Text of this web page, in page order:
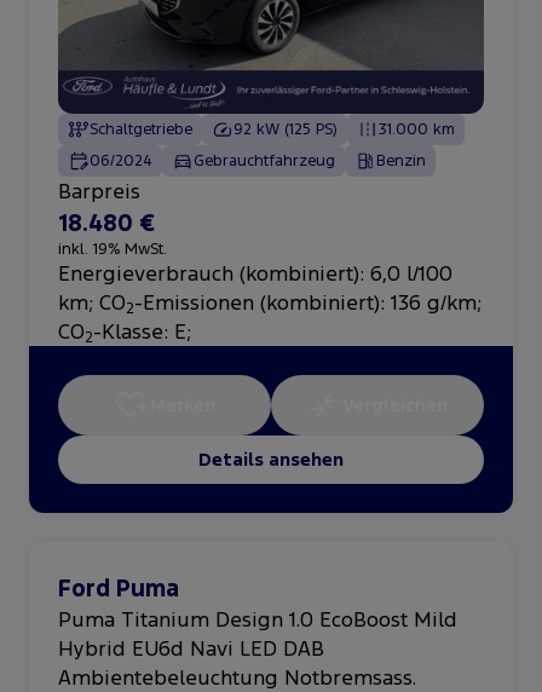
Schaltgetriebe 92 kW (125 PS)
31.000 km
06/2024
Gebrauchtfahrzeug Benzin
Barpreis
18.480 €
inkl. 19% MwSt.
Energieverbrauch (kombiniert): 6,0 l/100
km; CO2-Emissionen (kombiniert): 136 g/km;
CO2-Klasse: E;
Details ansehen
Ford Puma
Puma Titanium Design 1.0 EcoBoost Mild
Hybrid EU6d Navi LED DAB
Ambientebeleuchtung Notbremsass.